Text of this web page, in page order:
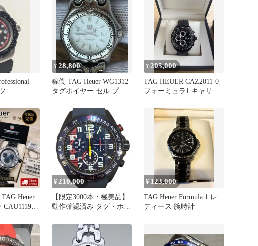
¥28,800
稼働 TAG Heuer WG1312
タグホイヤー セル プロ
¥ 205,000
TAG HEUER CAZ2011-0
フォーミュラ1 キャリバ
TAG Heuer
CAU1119
¥ 210,000
【限定3000本・極美品】
動作確認済み タグ・ホイ
クル レッドブルレーシン
グ 20周年記念 腕時計 ク
ォーツ CAZ101AZ
¥ 123,000
TAG Heuer Formula 1 レ
ディース 腕時計